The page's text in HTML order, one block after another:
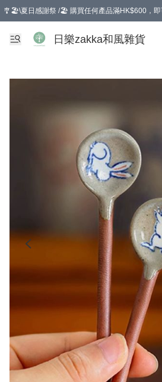
🎐🏖️\夏日感謝祭 /🏖️ 購買任何產品滿HK$600，即
選擇GoGoX住宅/工商地址配送，單一訂單消費
日樂zakka和風雜貨